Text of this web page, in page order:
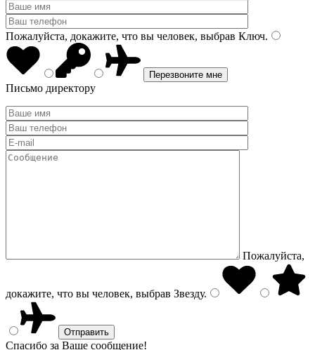
Пожалуйста, докажите, что вы человек, выбрав Ключ.
Письмо директору
Пожалуйста,
докажите, что вы человек, выбрав Звезду.
Спасибо за Ваше сообщение!